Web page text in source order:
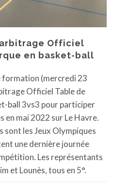
Officiel
en basket-ball
formation (mercredi 23
Officiel Table de
ball 3vs3 pour participer
en mai 2022 sur Le Havre.
sont les Jeux Olympiques
une dernière journée
Les représentants
et Lounès, tous en 5°.